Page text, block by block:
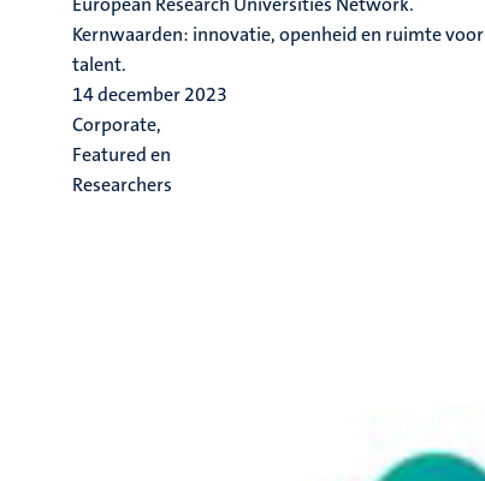
Kernwaarden: innovatie, openheid en ruimte voor
talent.
14 december 2023
Corporate,
Featured en
Researchers